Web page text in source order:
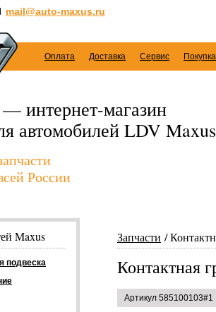
mail@auto-maxus.ru
Оплата Доставка Сервис
интернет-магазин
автомобилей LDV Maxus
России
Запчасти
Контактная
Артикул 585100103#1
Maxus
подвеска